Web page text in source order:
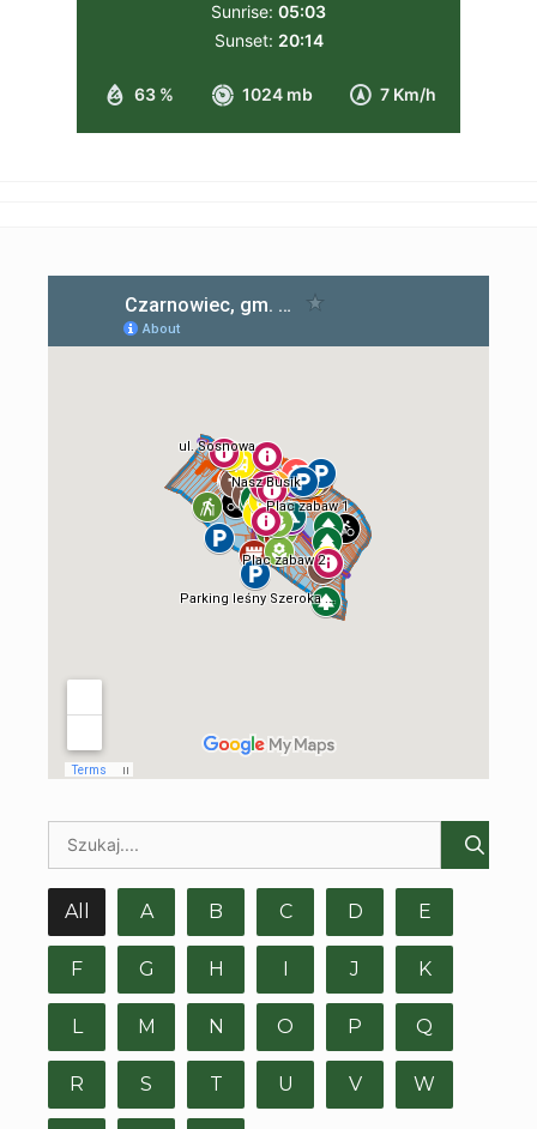
63 % 1024 mb 7 Km/h
Sunrise: 05:03
Sunset: 20:14
All A B C D E
F G H J K
L M N O P Q
R S T U V W